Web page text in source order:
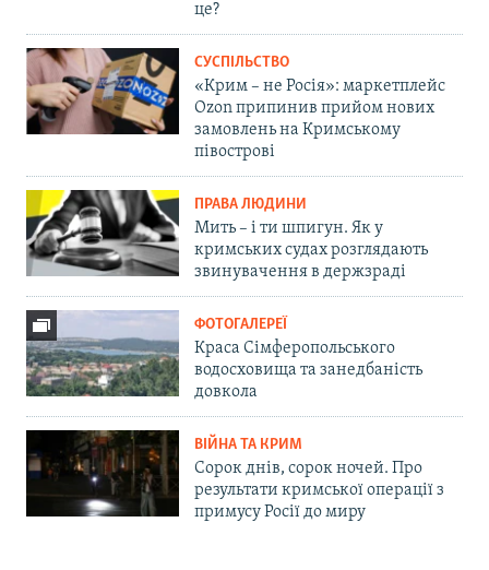
це?
СУСПІЛЬСТВО
«Крим – не Росія»: маркетплейс
Ozon припинив прийом нових
замовлень на Кримському
півострові
ПРАВА ЛЮДИНИ
Мить – і ти шпигун. Як у
кримських судах розглядають
звинувачення в держзраді
ФОТОГАЛЕРЕЇ
Краса Сімферопольського
водосховища та занедбаність
довкола
ВІЙНА ТА КРИМ
Сорок днів, сорок ночей. Про
результати кримської операції з
примусу Росії до миру